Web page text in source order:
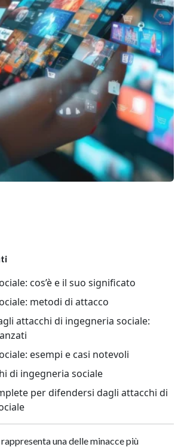
cos’è e il suo significato
metodi di attacco
attacchi di ingegneria sociale:
esempi e casi notevoli
di ingegneria sociale
per difendersi dagli attacchi di
rappresenta una delle minacce più